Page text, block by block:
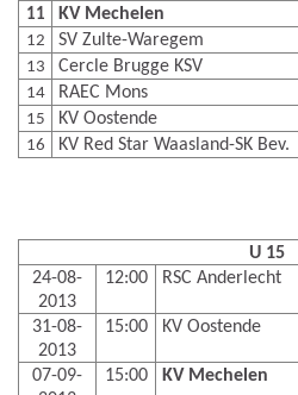
11 KV Mechelen
12 SV Zulte-Waregem
13 Cercle Brugge KSV
14 RAEC Mons
15 KV Oostende
16 KV Red Star Waasland-SK Bev.
U 15
24-08-
2013
12:00 RSC Anderlecht
31-08-
2013
15:00 KV Oostende
07-09-
15:00 KV Mechelen